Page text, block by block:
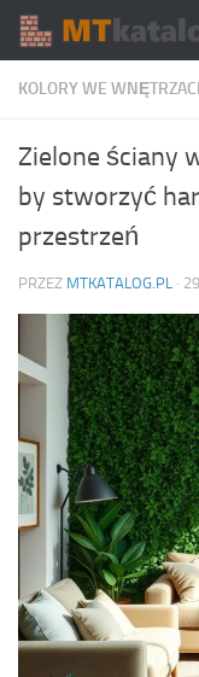
Skip to content
KOLORY WE
Zielone ściany
by stworzyć
przestrzeń
PRZEZ MTKATALOG.PL ·